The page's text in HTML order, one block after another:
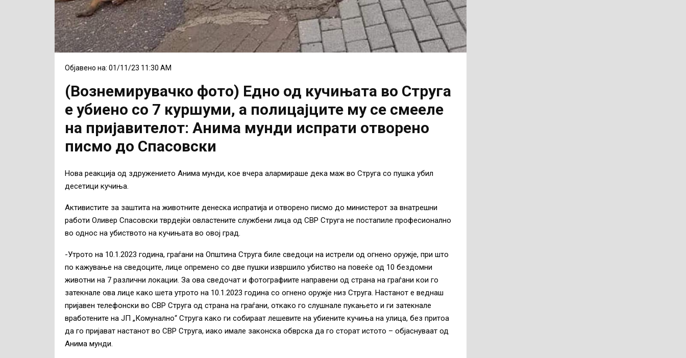
Објавено на: 01/11/23 11:30 AM
(Вознемирувачко фото) Едно од кучињата во Струга
е убиено со 7 куршуми, а полицајците му се смееле
на пријавителот: Анима мунди испрати отворено
писмо до Спасовски
Нова реакција од здружението Анима мунди, кое вчера алармираше дека маж во Струга со пушка убил
десетици кучиња.
Активистите за заштита на животните денеска испратија и отворено писмо до министерот за внатрешни
работи Оливер Спасовски тврдејќи овластените службени лица од СВР Струга не постапиле професионално
во однос на убиството на кучињата во овој град.
-Утрото на 10.1.2023 година, граѓани на Општина Струга биле сведоци на истрели од огнено оружје, при што
по кажување на сведоците, лице опремено со две пушки извршило убиство на повеќе од 10 бездомни
животни на 7 различни локации. За ова сведочат и фотографиите направени од страна на граѓани кои го
затекнале ова лице како шета утрото на 10.1.2023 година со огнено оружје низ Струга. Настанот е веднаш
пријавен телефонски во СВР Струга од страна на граѓани, откако го слушнале пукањето и ги затекнале
вработените на ЈП „Комунално“ Струга како ги собираат лешевите на убиените кучиња на улица, без притоа
да го пријават настанот во СВР Струга, иако имале законска обврска да го сторат истото – објаснуваат од
Анима мунди.